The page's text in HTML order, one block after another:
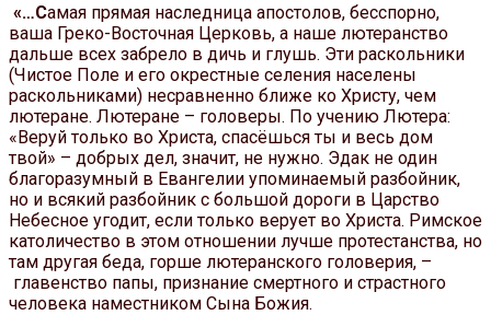
«…Самая прямая наследница апостолов, бесспорно,
ваша Греко-Восточная Церковь, а наше лютеранство
дальше всех забрело в дичь и глушь. Эти раскольники
(Чистое Поле и его окрестные селения населены
раскольниками) несравненно ближе ко Христу, чем
лютеране. Лютеране – головеры. По учению Лютера:
«Веруй только во Христа, спасёшься ты и весь дом
твой» – добрых дел, значит, не нужно. Эдак не один
благоразумный в Евангелии упоминаемый разбойник,
но и всякий разбойник с большой дороги в Царство
Небесное угодит, если только верует во Христа. Римское
католичество в этом отношении лучше протестанства, но
там другая беда, горше лютеранского головерия, –
главенство папы, признание смертного и страстного
человека наместником Сына Божия.